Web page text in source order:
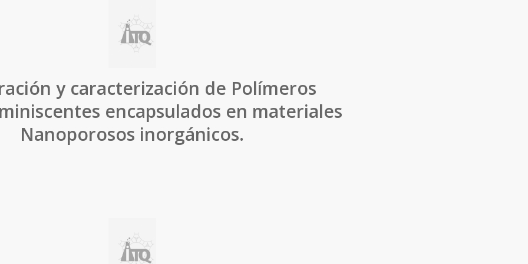
y caracterización de Polímeros
encapsulados en materiales
Nanoporosos inorgánicos.